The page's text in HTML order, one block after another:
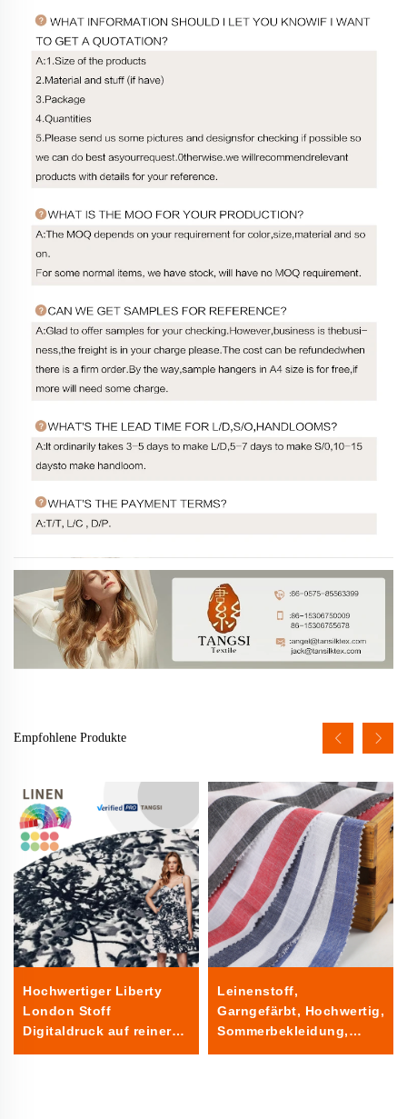
Empfohlene Produkte
Hochwertiger Liberty
London Stoff
Digitaldruck auf reiner
Leinenstoff,
Garngefärbt, Hochwertig,
Sommerbekleidung,